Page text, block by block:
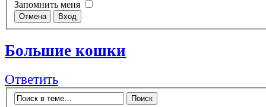
Запомнить меня
Большие кошки
Ответить